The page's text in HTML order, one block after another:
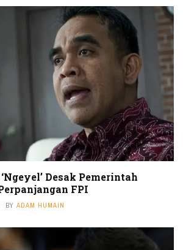
Desak Pemerintah
FPI
BY ADAM HUMAIN